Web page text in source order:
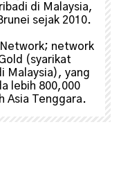
di Malaysia,
sejak 2010.
Network; network
(syarikat
Malaysia), yang
lebih 800,000
Asia Tenggara.